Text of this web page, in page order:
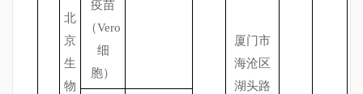
北
京
生
物
疫苗
（Vero
细
胞）
厦门市
海沧区
湖头路